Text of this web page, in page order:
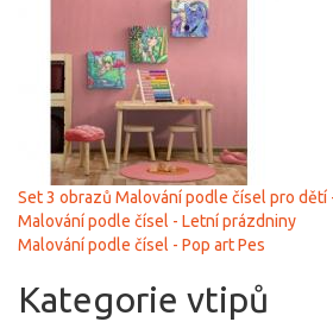
Set 3 obrazů Malování podle čísel pro dětí
Malování podle čísel - Letní prázdniny
Malování podle čísel - Pop art Pes
Kategorie vtipů